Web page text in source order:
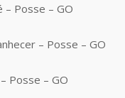
– Posse – GO
– Posse – GO
Posse – GO